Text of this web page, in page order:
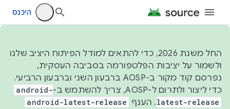
היכנס
החל משנת 2026, כדי להתאים למודל הפיתוח היציב שלנו
ולשמור על יציבות הפלטפורמה בסביבה העסקית,
נפרסם קוד מקור ב-AOSP ברבעון השני וברבעון הרביעי.
כדי ליצור ולתרום ל-AOSP, צריך להשתמש ב-
android-
latest-release. הענף android-latest-release